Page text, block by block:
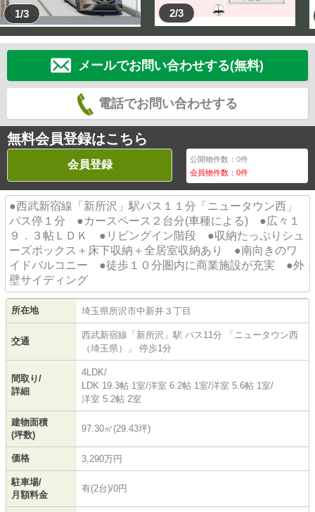
1/3 2/3
メールでお問い合わせする(無料)
電話でお問い合わせする
無料会員登録はこちら
会員登録 公開物件数：0件
会員物件数：0件
●西武新宿線「新所沢」駅バス１１分「ニュータウン西」
バス停１分 ●カースペース２台分(車種による) ●広々１
９．３帖ＬＤＫ ●リビングイン階段 ●収納たっぷりシュ
ーズボックス＋床下収納＋全居室収納あり ●南向きのワ
イドバルコニー ●徒歩１０分圏内に商業施設が充実 ●外
壁サイディング
所在地 埼玉県所沢市中新井 ３丁目
交通
西武新宿線 「 新所沢 」駅 バス11分 「ニュータウン西
（埼玉県）」 停歩1分
間取り/
詳細
4LDK/
LDK 19.3帖 1室/洋室 6.2帖 1室/洋室 5.6帖 1室/
洋室 5.2帖 2室
建物面積
(坪数)
97.30㎡(29.43坪)
価格 3,290万円
駐車場/
月額料金
有(2台)/0円